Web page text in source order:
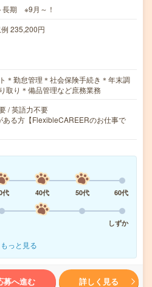
長期 ※9月～！
235,200円
＊勤怠管理＊社会保険手続き＊年末調
取り＊備品管理など庶務業務
/ 英語力不要
ある方【FlexibleCAREERのお仕事で
代 40代 50代
60代
しずか
もっと見る
募へ進む 詳しく見る